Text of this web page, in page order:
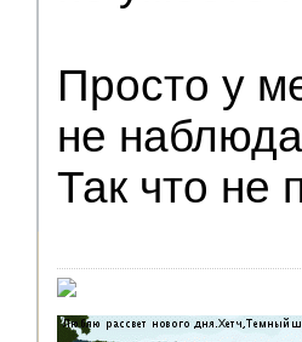
Просто у
не
Так что не